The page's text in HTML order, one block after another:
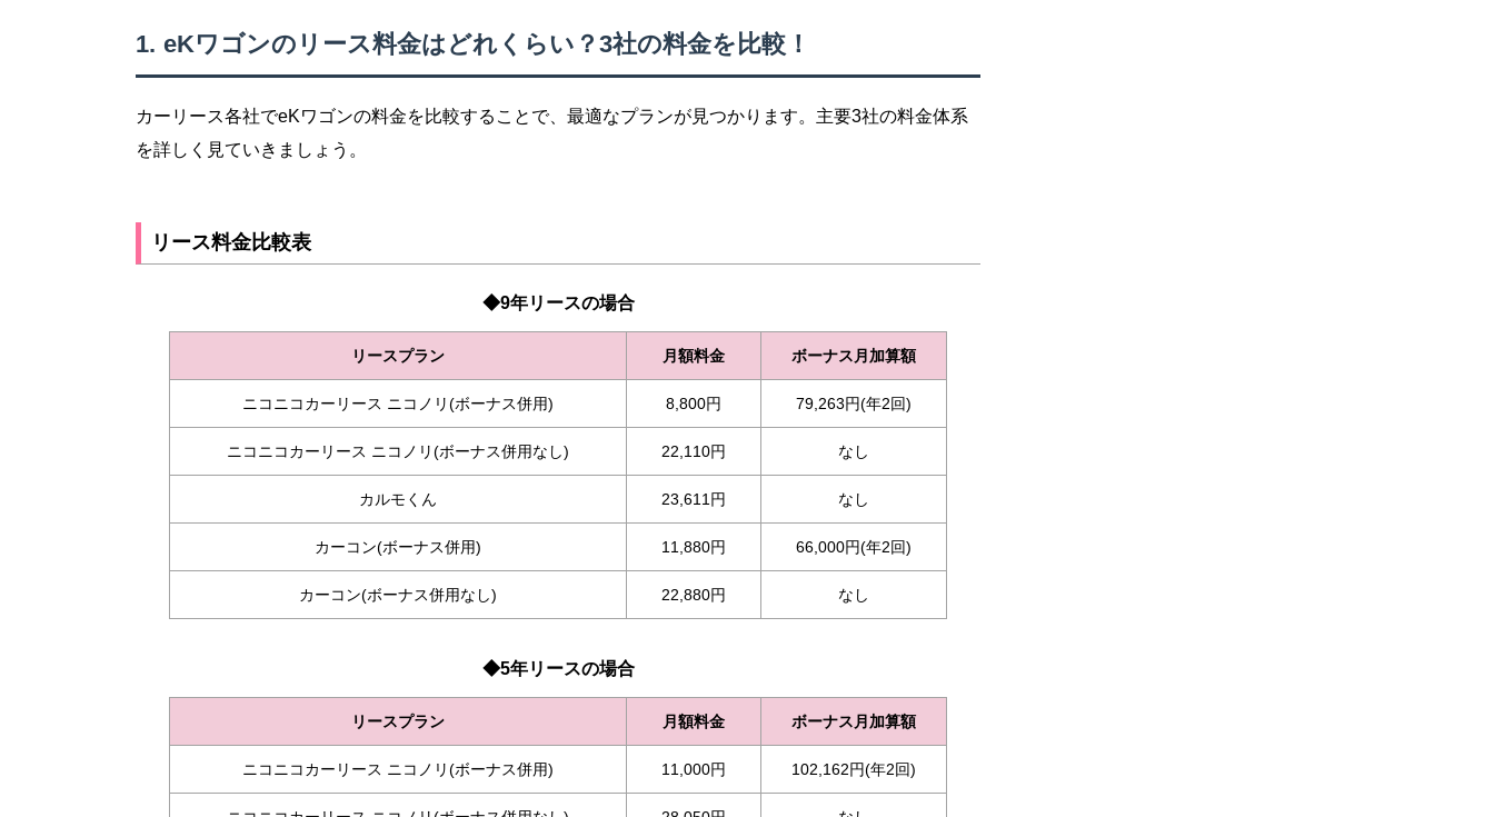
eKワゴンのリース料金はどれくらい？3社の料金を比較！
カーリース各社でeKワゴンの料金を比較することで、最適なプランが見つかります。主要3社の料金体系
を詳しく見ていきましょう。
リース料金比較表
◆9年リースの場合
リースプラン 月額料金 ボーナス月加算額
ニコニコカーリース ニコノリ(ボーナス併用) 8,800円 79,263円(年2回)
ニコニコカーリース ニコノリ(ボーナス併用なし) 22,110円 なし
カルモくん 23,611円 なし
カーコン(ボーナス併用) 11,880円 66,000円(年2回)
カーコン(ボーナス併用なし) 22,880円 なし
◆5年リースの場合
リースプラン 月額料金 ボーナス月加算額
ニコニコカーリース ニコノリ(ボーナス併用) 11,000円 102,162円(年2回)